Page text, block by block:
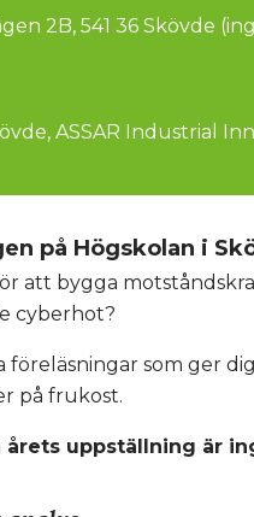
2B, 541 36 Skövde
ASSAR Industrial
på Högskolan i
att bygga
cyberhot?
som ger
på frukost.
uppställning är